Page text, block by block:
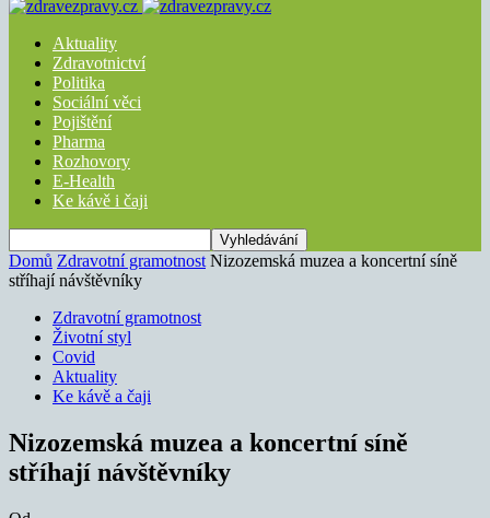
Aktuality
Zdravotnictví
Politika
Sociální věci
Pojištění
Pharma
Rozhovory
E-Health
Ke kávě i čaji
Domů Zdravotní gramotnost Nizozemská muzea a koncertní síně
stříhají návštěvníky
Zdravotní gramotnost
Životní styl
Covid
Aktuality
Ke kávě a čaji
Nizozemská muzea a koncertní síně
stříhají návštěvníky